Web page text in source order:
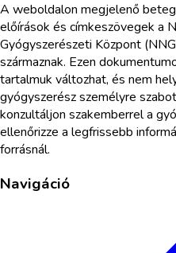
A weboldalon megjelenő
előírások és címkeszövegek a
Gyógyszerészeti Központ
származnak. Ezen
tartalmuk változhat, és nem
gyógyszerész személyre
konzultáljon szakemberrel a
ellenőrizze a legfrissebb
forrásnál.
Navigáció